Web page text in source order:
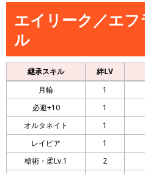
エイリーク／エ
ル
継承スキル 絆LV
月輪
1
必避+10
1
オルタネイト
1
レイピア
1
槍術・柔Lv.1
2